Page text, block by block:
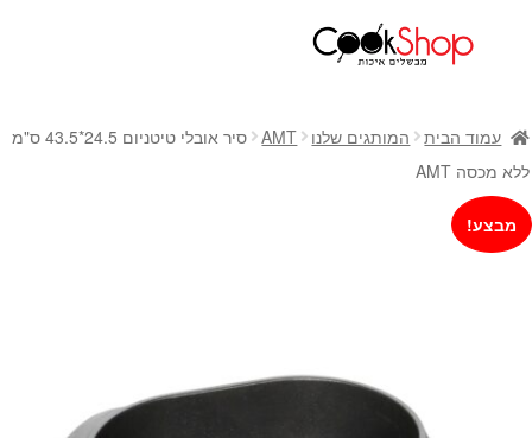
חנות
כלי בישול
סירים
מחבתות
כלי הגשה ואירוח
עמוד הבית המותגים שלנו AMT
סיר אובלי טיטניום 24.5*43.5 ס"מ
ללא מכסה AMT
מבצע!